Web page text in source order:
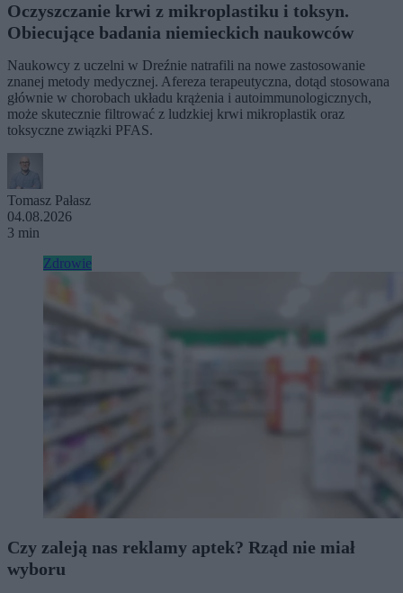
Oczyszczanie krwi z mikroplastiku i toksyn.
Obiecujące badania niemieckich naukowców
Naukowcy z uczelni w Dreźnie natrafili na nowe zastosowanie
znanej metody medycznej. Afereza terapeutyczna, dotąd stosowana
głównie w chorobach układu krążenia i autoimmunologicznych,
może skutecznie filtrować z ludzkiej krwi mikroplastik oraz
toksyczne związki PFAS.
Tomasz Pałasz
04.08.2026
3 min
Zdrowie
Czy zaleją nas reklamy aptek? Rząd nie miał
wyboru